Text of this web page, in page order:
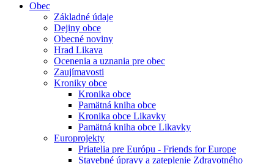
Obec
Základné údaje
Dejiny obce
Obecné noviny
Hrad Likava
Ocenenia a uznania pre obec
Zaujímavosti
Kroniky obce
Kronika obce
Pamätná kniha obce
Kronika obce Likavky
Pamätná kniha obce Likavky
Europrojekty
Priatelia pre Európu - Friends for Europe
Stavebné úpravy a zateplenie Zdravotného